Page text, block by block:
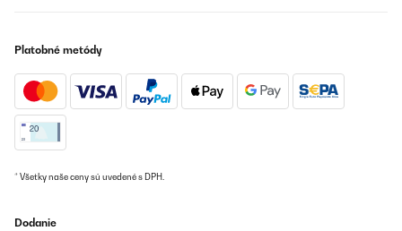
Platobné metódy
* Všetky naše ceny sú uvedené s DPH.
Dodanie